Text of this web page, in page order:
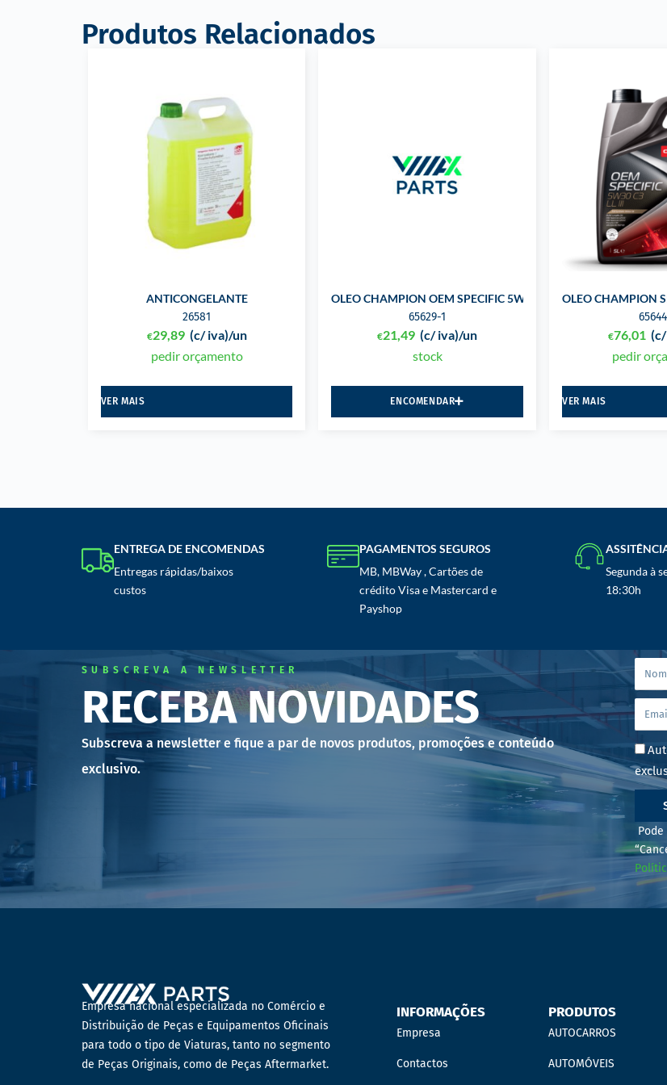
Produtos Relacionados
ANTICONGELANTE
26581
€29,89 (c/ iva)/un
pedir orçamento
VER MAIS
OLEO CHAMPION OEM SPECIFIC 5W30 C2/C3 1L
65629-1
€21,49 (c/ iva)/un
stock
ENCOMENDAR
OLEO CHAMPION
€76,01
pedir
VER MAIS
ENTREGA DE ENCOMENDAS
Entregas rápidas/baixos
custos
PAGAMENTOS SEGUROS
MB, MBWay , Cartões de
crédito Visa e Mastercard e
Payshop
Segunda à
18:30h
SUBSCREVA A NEWSLETTER
RECEBA NOVIDADES
Subscreva a newsletter e fique a par de novos produtos, promoções e conteúdo
exclusivo.
Empresa nacional especializada no Comércio e
Distribuição de Peças e Equipamentos Oficinais
para todo o tipo de Viaturas, tanto no segmento
de Peças Originais, como de Peças Aftermarket.
INFORMAÇÕES
Empresa
Contactos
PRODUTOS
AUTOCARROS
AUTOMÓVEIS